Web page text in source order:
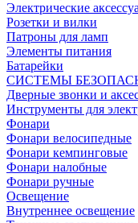
Электрические
Розетки и вилки
Патроны для ламп
Элементы питания
Батарейки
СИСТЕМЫ
Дверные звонки и
Инструменты для
Фонари
Фонари велосипедные
Фонари кемпинговые
Фонари налобные
Фонари ручные
Освещение
Внутреннее освещение